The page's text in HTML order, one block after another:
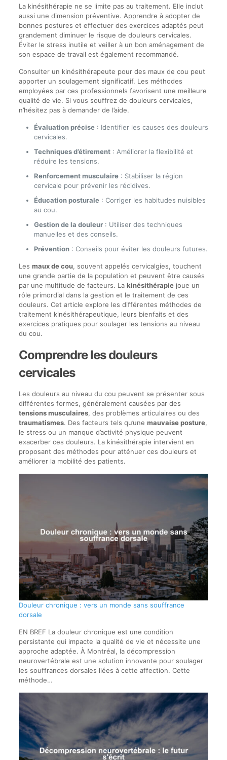
La kinésithérapie ne se limite pas au traitement. Elle inclut
aussi une dimension préventive. Apprendre à adopter de
bonnes postures et effectuer des exercices adaptés peut
grandement diminuer le risque de douleurs cervicales.
Éviter le stress inutile et veiller à un bon aménagement de
son espace de travail est également recommandé.
Consulter un kinésithérapeute pour des maux de cou peut
apporter un soulagement significatif. Les méthodes
employées par ces professionnels favorisent une meilleure
qualité de vie. Si vous souffrez de douleurs cervicales,
n’hésitez pas à demander de l’aide.
Évaluation précise: Identifier les causes des douleurs
cervicales.
Techniques d’étirement: Améliorer la flexibilité et
réduire les tensions.
Renforcement musculaire: Stabiliser la région
cervicale pour prévenir les récidives.
Éducation posturale: Corriger les habitudes nuisibles
au cou.
Gestion de la douleur: Utiliser des techniques
manuelles et des conseils.
Prévention: Conseils pour éviter les douleurs futures.
Les maux de cou, souvent appelés cervicalgies, touchent
une grande partie de la population et peuvent être causés
par une multitude de facteurs. La kinésithérapiejoue un
rôle primordial dans la gestion et le traitement de ces
douleurs. Cet article explore les différentes méthodes de
traitement kinésithérapeutique, leurs bienfaits et des
exercices pratiques pour soulager les tensions au niveau
du cou.
Comprendre les douleurs
cervicales
Les douleurs au niveau du cou peuvent se présenter sous
différentes formes, généralement causées par des
tensions musculaires, des problèmes articulaires ou des
traumatismes. Des facteurs tels qu’une mauvaise posture,
le stress ou un manque d’activité physique peuvent
exacerber ces douleurs. La kinésithérapie intervient en
proposant des méthodes pour atténuer ces douleurs et
améliorer la mobilité des patients.
Douleur chronique : vers un monde sans souffrance
dorsale
EN BREF La douleur chronique est une condition
persistante qui impacte la qualité de vie et nécessite une
approche adaptée. À Montréal, la décompression
neurovertébrale est une solution innovante pour soulager
les souffrances dorsales liées à cette affection. Cette
méthode…